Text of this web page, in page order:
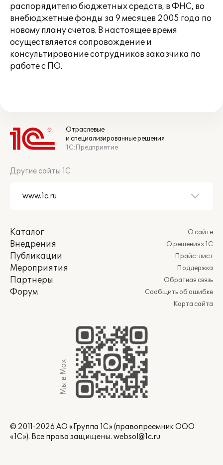
распорядителю бюджетных средств, в ФНС, во
внебюджетные фонды за 9 месяцев 2005 года по
новому плану счетов. В настоящее время
осуществляется сопровождение и
консультирование сотрудников заказчика по
работе с ПО.
Отраслевые
и специализированные решения
1С:Предприятие
Другие сайты 1С
Каталог
Внедрения
Публикации
Мероприятия
Партнеры
Форум
О сайте
О решениях 1С
Прайс-лист
Поддержка
Обратная связь
Сообщить об ошибке
Карта сайта
Мы в Max
© 2011-2026 АО «Группа 1С» (правопреемник ООО
«1С»). Все права защищены. websol@1c.ru